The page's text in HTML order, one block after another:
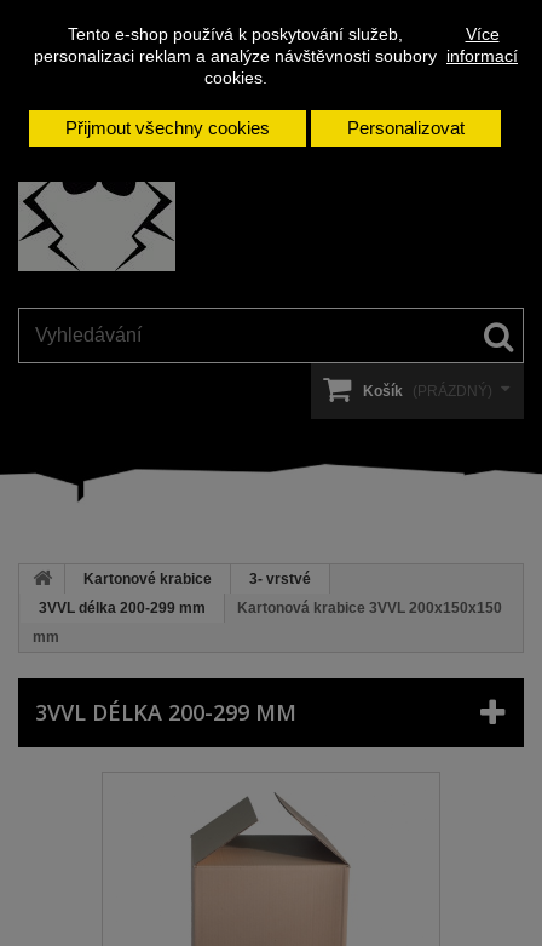
Tento e-shop používá k poskytování služeb,
personalizaci reklam a analýze návštěvnosti soubory
cookies.
Více
informací
Přijmout všechny cookies Personalizovat
Kontakt
Přihlásit se
Napište
nám
Košík (PRÁZDNÝ)
Kartonové krabice
3- vrstvé
3VVL délka 200-299 mm
Kartonová krabice 3VVL 200x150x150
mm
3VVL DÉLKA 200-299 MM